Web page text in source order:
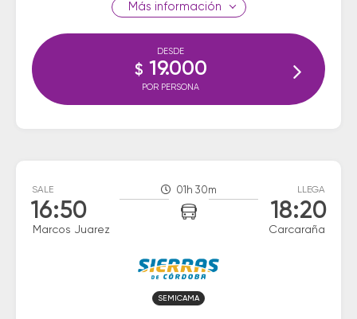
información
DESDE
$ 19.000
POR PERSONA
SALE
16:50
Marcos Juarez
01h 30m LLEGA
18:20
Carcaraña
SEMICAMA